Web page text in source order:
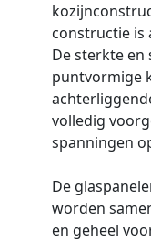
constructie is
De sterkte en
puntvormige
volledig
spanningen
De
worden
en geheel